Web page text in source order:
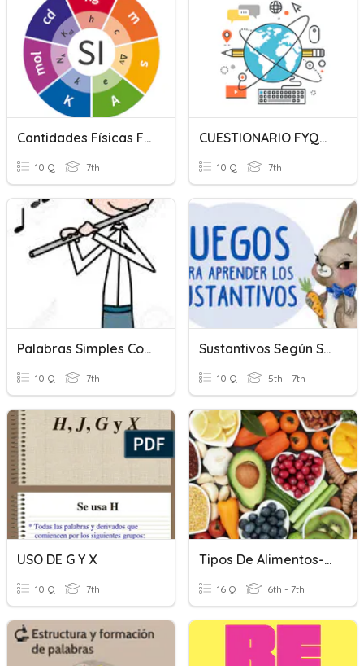
Cantidades Físicas Fundamentales Y Derivadas
10 Q 7th
CUESTIONARIO FYQ_PROYECTOS B
10 Q 7th
Palabras Simples Compuestas, Derivadas O Parasintéticas
10 Q 7th
Sustantivos Según Su Forma
10 Q 5th - 7th
USO DE G Y X
10 Q 7th
Tipos De Alimentos-Nutrientes
16 Q 6th - 7th